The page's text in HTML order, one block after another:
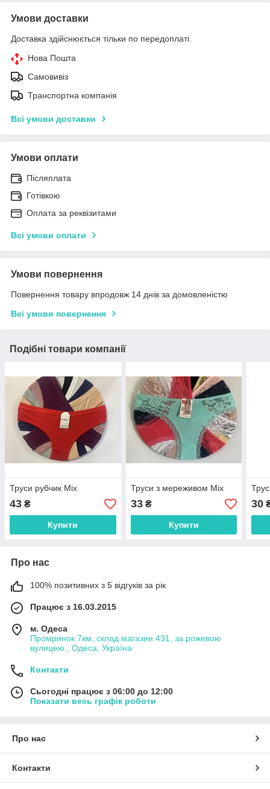
Умови доставки
Доставка здійснюється тільки по передоплаті.
Нова Пошта
Самовивіз
Транспортна компанія
Всі умови доставки
Умови оплати
Післяплата
Готівкою
Оплата за реквізитами
Всі умови оплати
Умови повернення
Повернення товару впродовж 14 днів за домовленістю
Всі умови повернення
Подібні товари компанії
Труси рубчик Міх
43 ₴
Купити
Труси з мереживом Міх
33₴
Купити
30
Про нас
100% позитивних з 5 відгуків за рік
Працює з 16.03.2015
м. Одеса
Промринок 7км, склад магазин 431, за рожевою
вулицею., Одеса, Україна
Контакти
Сьогодні працює з 06:00 до 12:00
Показати весь графік роботи
Про нас
Контакти